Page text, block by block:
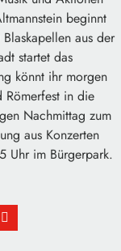
beginnt
aus der
startet das
könnt ihr morgen
Römerfest in die
Nachmittag zum
aus Konzerten
Uhr im Bürgerpark.